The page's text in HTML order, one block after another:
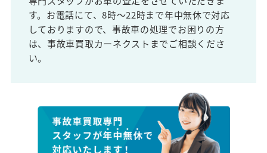
す。お電話にて、8時～22時まで年中無休で対応
しておりますので、事故車の処理でお困りの方
は、事故車買取カーネクストまでご相談くださ
い。